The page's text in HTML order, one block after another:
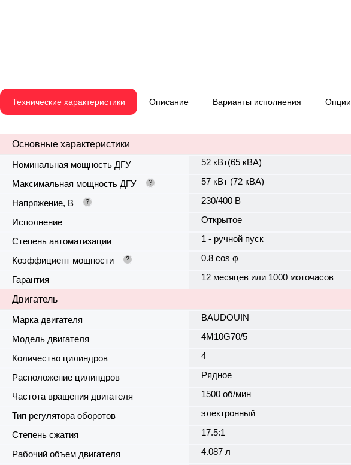
Технические характеристики Описание Варианты исполнения Опции
Основные характеристики
Номинальная мощность ДГУ
52 кВт(65 кВА)
Максимальная мощность ДГУ ? 57 кВт (72 кВА)
Напряжение, В ? 230/400 В
Исполнение Открытое
Степень автоматизации 1 - ручной пуск
Коэффициент мощности ? 0.8 cos φ
Гарантия 12 месяцев или 1000 моточасов
Двигатель
Марка двигателя
BAUDOUIN
Модель двигателя 4M10G70/5
Количество цилиндров 4
Расположение цилиндров Рядное
Частота вращения двигателя 1500 об/мин
Тип регулятора оборотов электронный
Степень сжатия 17.5:1
Рабочий объем двигателя 4.087 л